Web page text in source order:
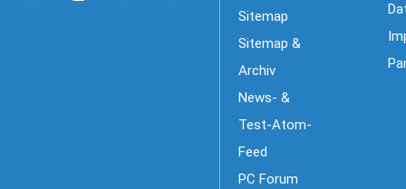
Sitemap
Sitemap &
Archiv
News- &
Test-Atom-
Feed
PC Forum